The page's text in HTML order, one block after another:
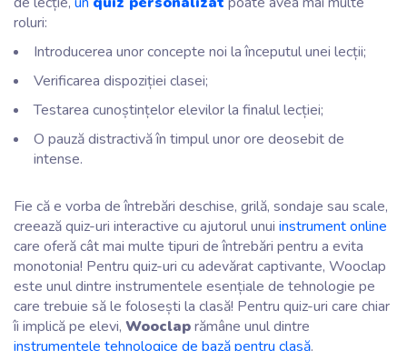
roluri:
Introducerea unor concepte noi la începutul unei lecții;
Verificarea dispoziției clasei;
Testarea cunoștințelor elevilor la finalul lecției;
O pauză distractivă în timpul unor ore deosebit de
intense.
Fie că e vorba de întrebări deschise, grilă, sondaje sau scale,
creează quiz-uri interactive cu ajutorul unui instrument online
care oferă cât mai multe tipuri de întrebări pentru a evita
monotonia! Pentru quiz-uri cu adevărat captivante, Wooclap
este unul dintre instrumentele esențiale de tehnologie pe
care trebuie să le folosești la clasă! Pentru quiz-uri care chiar
îi implică pe elevi, Wooclaprămâne unul dintre
instrumentele tehnologice de bază pentru clasă.